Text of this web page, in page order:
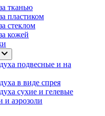
тканью
пластиком
стеклом
кожей
подвесные и на
в виде спрея
сухие и гелевые
аэрозоли